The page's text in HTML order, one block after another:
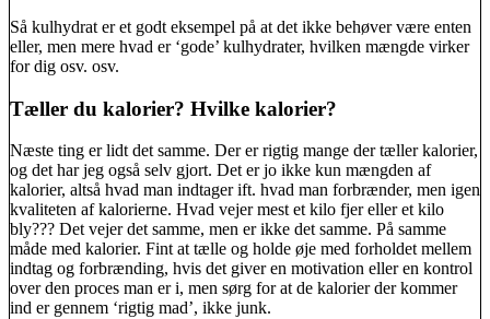
Så kulhydrat er et godt eksempel på at det ikke behøver være enten
eller, men mere hvad er ‘gode’ kulhydrater, hvilken mængde virker
for dig osv. osv.
Tæller du kalorier? Hvilke kalorier?
Næste ting er lidt det samme. Der er rigtig mange der tæller kalorier,
og det har jeg også selv gjort. Det er jo ikke kun mængden af
kalorier, altså hvad man indtager ift. hvad man forbrænder, men igen
kvaliteten af kalorierne. Hvad vejer mest et kilo fjer eller et kilo
bly??? Det vejer det samme, men er ikke det samme. På samme
måde med kalorier. Fint at tælle og holde øje med forholdet mellem
indtag og forbrænding, hvis det giver en motivation eller en kontrol
over den proces man er i, men sørg for at de kalorier der kommer
ind er gennem ‘rigtig mad’, ikke junk.